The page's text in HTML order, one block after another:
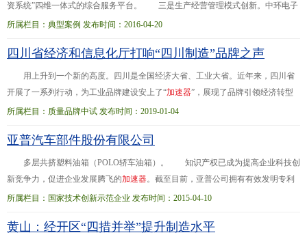
资系统”四维一体式的综合服务平台。 三是生产经营管理模式创新。中环电子
集团积极推进企业与高校、科研院所、外部技术团队进行技术合作，促进技术创
3.5万平方米的产业化平台，一站式解决企业从初创、成长至壮大所需的空间、资
金、平台和服务。天津中环智地孵化平台预计每年引进10~15家智能硬件类创业项
目团队。
所属栏目：典型案例 发布时间：2016-04-20
四川省经济和信息化厅打响“四川制造”品牌之声
用上升到一个新的高度。四川是全国经济大省、工业大省。近年来，四川省
开展了一系列行动，为工业品牌建设安上了“加速器”，展现了品牌引领经济转型
发展的强大动力。今年1-11月，全省规模以上工业增加值同比增长8.3%，增速比
关负责人表示，四川省即将出台《“四川制造”品牌提升三年行动计划（2019-
）》，将大力实施“品牌强基、品牌培育、品牌传播”行动，进一步聚合工业
企业
所属栏目：质量品牌中试 发布时间：2019-01-04
亚普汽车部件股份有限公司
多层共挤塑料油箱（POLO轿车油箱）。 知识产权已成为提高企业科技创
新竞争力，促进企业发展腾飞的加速器。截至目前，亚普公司拥有有效发明专利
15件。2013年，参与制定国家标准和行业标准，其中国家标准“京6阶段加油排放
司”)专业从事汽车塑料油箱系统开发、制造和销售，是国内最大、全球第三的汽
所属栏目：国家技术创新示范企业 发布时间：2015-04-10
黄山：经开区“四措并举”提升制造水平